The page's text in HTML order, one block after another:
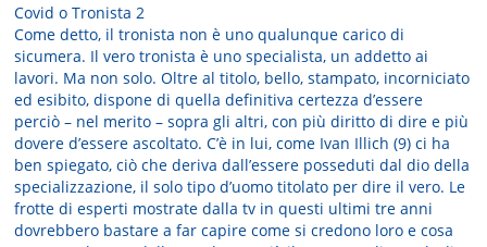
Covid o Tronista 2
Come detto, il tronista non è uno qualunque carico di
sicumera. Il vero tronista è uno specialista, un addetto ai
lavori. Ma non solo. Oltre al titolo, bello, stampato, incorniciato
ed esibito, dispone di quella definitiva certezza d’essere
perciò – nel merito – sopra gli altri, con più diritto di dire e più
dovere d’essere ascoltato. C’è in lui, come Ivan Illich (9) ci ha
ben spiegato, ciò che deriva dall’essere posseduti dal dio della
specializzazione, il solo tipo d’uomo titolato per dire il vero. Le
frotte di esperti mostrate dalla tv in questi ultimi tre anni
dovrebbero bastare a far capire come si credono loro e cosa